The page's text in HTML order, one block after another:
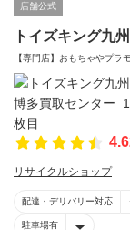
店舗公式
トイズキング九
【専門店】おもちゃやプラ
リサイクルショップ
配達・デリバリー対応
駐車場有